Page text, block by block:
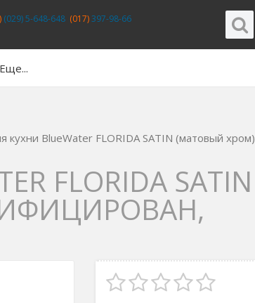
(029) 5-648-648 (017)397-98-66
Еще...
кухни BlueWater FLORIDA SATIN (матовый хром)
FLORIDA SATIN